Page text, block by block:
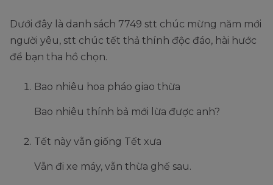
Dưới đây là danh sách 7749 stt chúc mừng năm mới
người yêu, stt chúc tết thả thính độc đáo, hài hước
để bạn tha hồ chọn.
Bao nhiêu hoa pháo giao thừa
Bao nhiêu thính bả mới lừa được anh?
Tết này vẫn giống Tết xưa
Vẫn đi xe máy, vẫn thừa ghế sau.